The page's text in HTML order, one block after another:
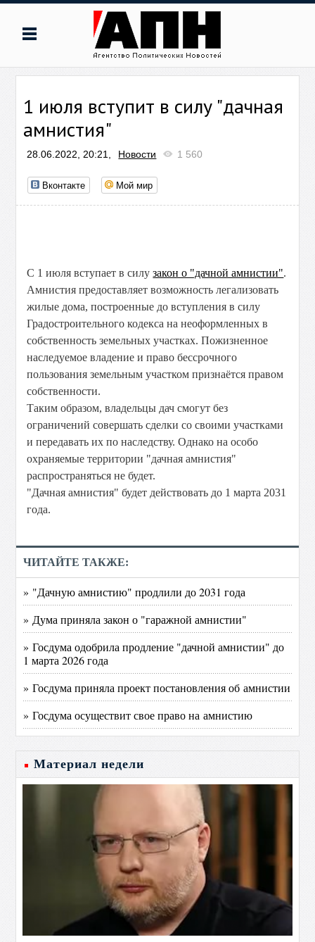
1 июля вступит в силу "дачная
амнистия"
28.06.2022, 20:21, Новости 1 560
Вконтакте Мой мир
С 1 июля вступает в силузакон о "дачной амнистии".
Амнистия предоставляет возможность легализовать
жилые дома, построенные до вступления в силу
Градостроительного кодекса на неоформленных в
собственность земельных участках. Пожизненное
наследуемое владение и право бессрочного
пользования земельным участком признаётся правом
собственности.
Таким образом, владельцы дач смогут без
ограничений совершать сделки со своими участками
и передавать их по наследству. Однако на особо
охраняемые территории "дачная амнистия"
распространяться не будет.
"Дачная амнистия" будет действовать до 1 марта 2031
года.
ЧИТАЙТЕ ТАКЖЕ:
» "Дачную амнистию" продлили до 2031 года
» Дума приняла закон о "гаражной амнистии"
» Госдума одобрила продление "дачной амнистии" до
1 марта 2026 года
» Госдума приняла проект постановления об амнистии
» Госдума осуществит свое право на амнистию
Материал недели